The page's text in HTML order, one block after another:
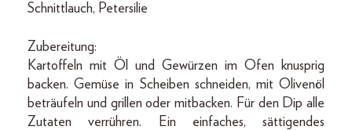
Schnittlauch, Petersilie
Zubereitung:
Kartoffeln mit Öl und Gewürzen im Ofen knusprig
backen. Gemüse in Scheiben schneiden, mit Olivenöl
beträufeln und grillen oder mitbacken. Für den Dip alle
Zutaten verrühren. Ein einfaches, sättigendes